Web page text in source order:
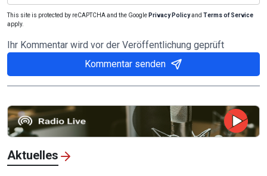
This site is protected by reCAPTCHA and the Google Privacy Policyand Terms of Service
apply.
Ihr Kommentar wird vor der Veröffentlichung geprüft
Kommentar senden
Aktuelles